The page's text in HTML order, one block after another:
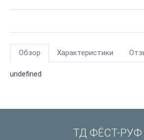
Обзор Характеристики
undefined
ТД ФЁСТ-РУФ